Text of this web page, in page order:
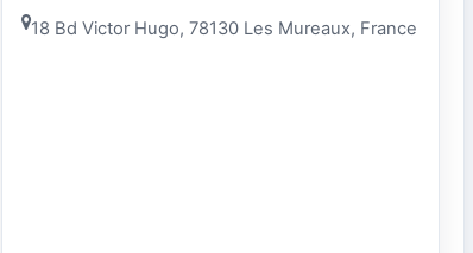
18 Bd Victor Hugo, 78130 Les Mureaux, France